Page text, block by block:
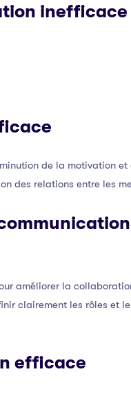
inefficace
de la motivation
des relations entre les
améliorer la
clairement les rôles et
efficace